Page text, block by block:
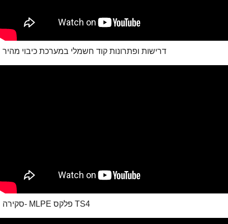
דרישות ופתרונות קוד חשמלי במערכת כיבוי מהיר
TS4 פלקס MLPE -סקירה